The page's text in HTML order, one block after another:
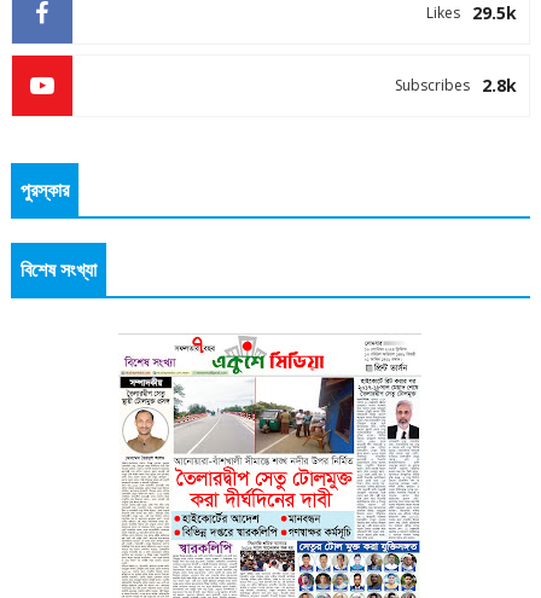
29.5k
Likes
2.8k
Subscribes
পুরস্কার
বিশেষ সংখ্যা